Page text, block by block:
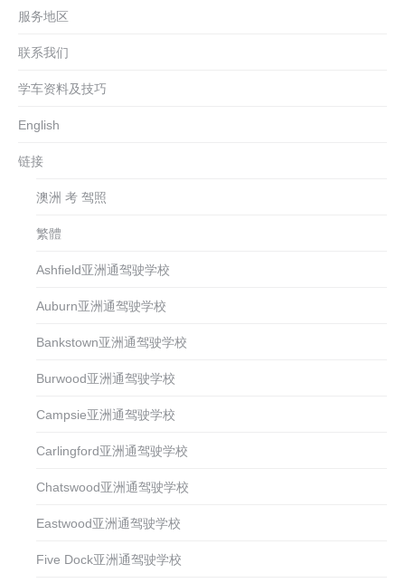
服务地区
联系我们
学车资料及技巧
English
链接
澳洲 考 驾照
繁體
Ashfield亚洲通驾驶学校
Auburn亚洲通驾驶学校
Bankstown亚洲通驾驶学校
Burwood亚洲通驾驶学校
Campsie亚洲通驾驶学校
Carlingford亚洲通驾驶学校
Chatswood亚洲通驾驶学校
Eastwood亚洲通驾驶学校
Five Dock亚洲通驾驶学校